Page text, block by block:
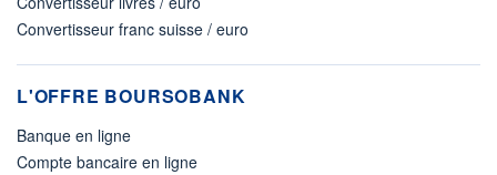
Convertisseur franc suisse / euro
L'OFFRE BOURSOBANK
Banque en ligne
Compte bancaire en ligne